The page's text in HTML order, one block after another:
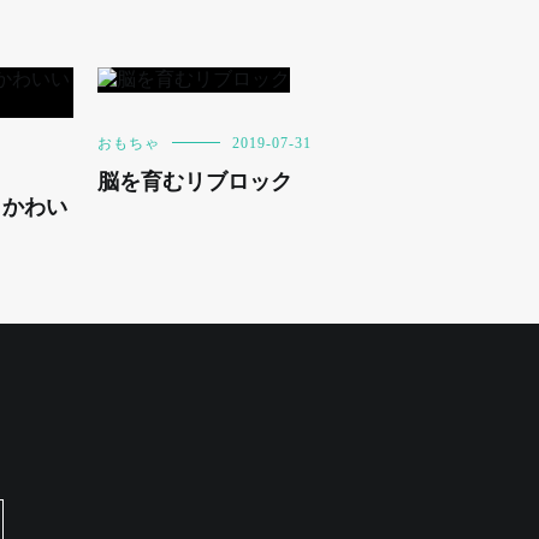
わい
おもちゃ 2019-07-31
脳を育むリブロック